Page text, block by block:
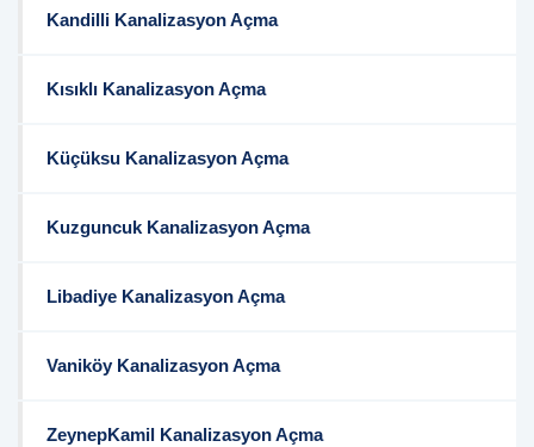
Kandilli Kanalizasyon Açma
Kısıklı Kanalizasyon Açma
Küçüksu Kanalizasyon Açma
Kuzguncuk Kanalizasyon Açma
Libadiye Kanalizasyon Açma
Vaniköy Kanalizasyon Açma
ZeynepKamil Kanalizasyon Açma